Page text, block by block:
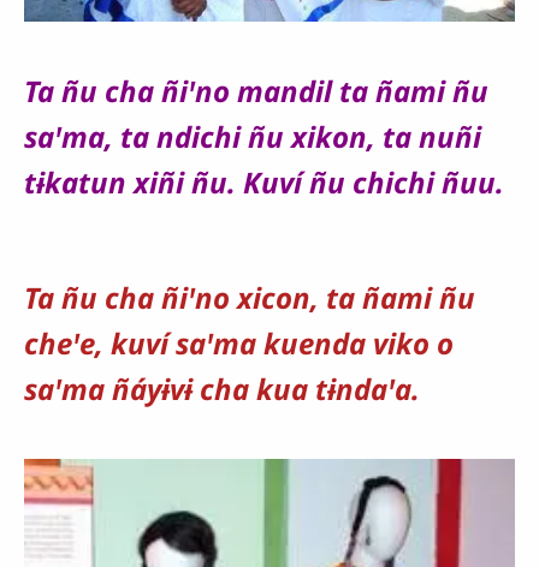
Ta ñu cha ñiꞌno mandil ta ñami ñu
saꞌma, ta ndichi ñuxikon, ta nuñi
tɨkatun xiñi ñu. Kuví ñu chichi ñuu.
Ta ñu cha ñiꞌno xicon, ta ñami ñu
cheꞌe, kuví saꞌma kuenda viko o
saꞌma ñáyɨvɨ cha kua tɨndaꞌa.